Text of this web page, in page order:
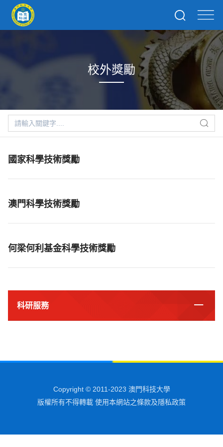
校外獎勵
國家科學技術獎勵
澳門科學技術獎勵
何梁何利基金科學技術獎勵
科研服務
Copyright © 2011-2023 澳門科技大學
版權所有不得轉載 使用本網站之條款及隱私政策